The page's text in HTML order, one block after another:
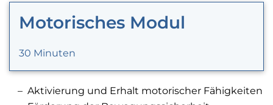
Aktivierung und Erhalt motorischer Fähigkeiten
Motorisches Modul
30 Minuten